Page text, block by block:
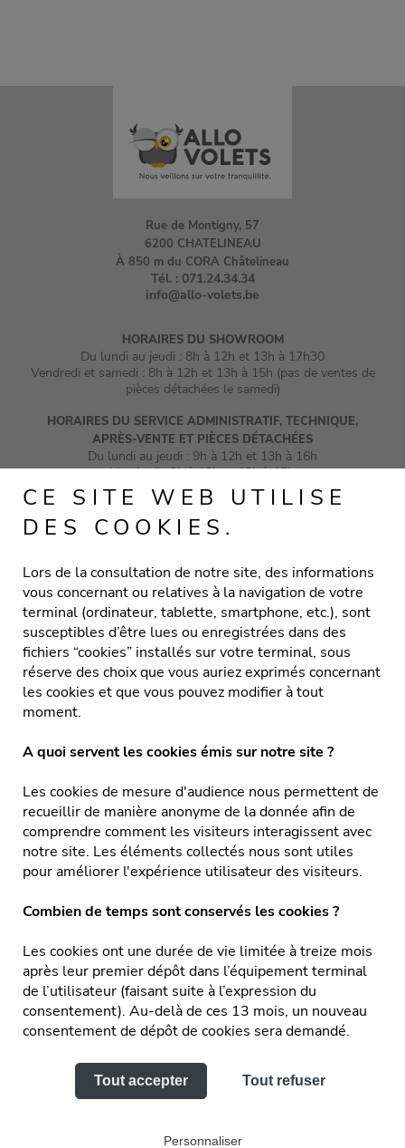
Rue de Montigny, 57
6200 CHATELINEAU
À 850 m du CORA Châtelineau
Tél. : 071.24.34.34
info@allo-volets.be
HORAIRES DU SHOWROOM
Du lundi au jeudi : 8h à 12h et 13h à 17h30
Vendredi et samedi : 8h à 12h et 13h à 15h (pas de ventes de
pièces détachées le samedi)
HORAIRES DU SERVICE ADMINISTRATIF, TECHNIQUE,
APRÈS-VENTE ET PIÈCES DÉTACHÉES
Du lundi au jeudi : 9h à 12h et 13h à 16h
Vendredi : 9h à 12h et 13h à 15h
PORTES DE GARAGE
PROTECTIONS SOLAIRES
MOUSTIQUAIRES
Showroom
Centre de production
Équipe & Engagements
Réalisations
Actualités
Service après-vente & FAQ
Recrutement
Facebook
CE SITE WEB UTILISE
DES COOKIES.
Lors de la consultation de notre site, des informations
vous concernant ou relatives à la navigation de votre
terminal (ordinateur, tablette, smartphone, etc.), sont
susceptibles d’être lues ou enregistrées dans des
fichiers “cookies” installés sur votre terminal, sous
réserve des choix que vous auriez exprimés concernant
les cookies et que vous pouvez modifier à tout
moment.
A quoi servent les cookies émis sur notre site ?
Les cookies de mesure d'audience nous permettent de
recueillir de manière anonyme de la donnée afin de
comprendre comment les visiteurs interagissent avec
notre site. Les éléments collectés nous sont utiles
pour améliorer l'expérience utilisateur des visiteurs.
Combien de temps sont conservés les cookies ?
Les cookies ont une durée de vie limitée à treize mois
après leur premier dépôt dans l’équipement terminal
de l’utilisateur (faisant suite à l’expression du
consentement). Au-delà de ces 13 mois, un nouveau
consentement de dépôt de cookies sera demandé.
Tout accepter Tout refuser
Personnaliser